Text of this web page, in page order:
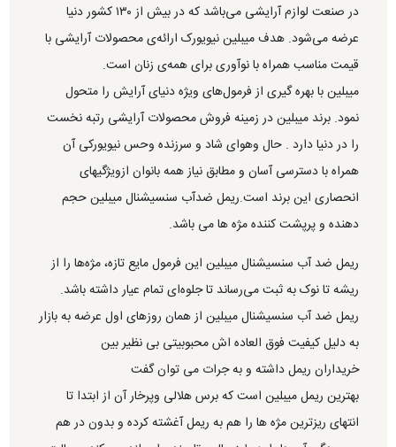
در صنعت لوازم آرایشی می‌باشد که در بیش از ۱۳۰ کشور دنیا
عرضه می‌شود. هدف میبلین نیویورک ارائه‌ی محصولات آرایشی با
قیمت مناسب همراه با نوآوری برای همه‌ی زنان است.
میبلین با بهره گیری از فرمول‌های ویژه دنیای آرایش را متحول
نمود. برند میبلین در زمینه فروش محصولات آرایشی رتبه نخست
را در دنیا دارد . حال وهوای شاد و سرزنده وحس نیویورکی آن
همراه با دسترسی آسان و مطابق نیاز همه بانوان ازویژگیهای
انحصاری این برند است.ریمل ضدآب سنسیشنال میبلین حجم
دهنده و پرپشت کننده مژه ها می باشد.
ریمل ضد آب سنسیشنال میبلین این فرمول مایع تازه، مژه‌ها را از
ریشه تا نوک به ثبت می‌رساند تا جلوه‌ای تمام عیار داشته باشد.
ریمل ضد آب سنسیشنال میبلین از همان روزهای اول عرضه به بازار
به دلیل کیفیت فوق العاده اش محبوبیتی بی نظیر بین
خریداران ریمل داشته و به جرات می توان گفت
بهترین ریمل میبلین است که برس هلالی وپرخار آن از ابتدا تا
انتهای ریزترین مژه ها را هم به ریمل آغشته کرده و بدون در هم